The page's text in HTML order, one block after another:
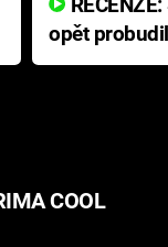
opět
přichází s
COOL